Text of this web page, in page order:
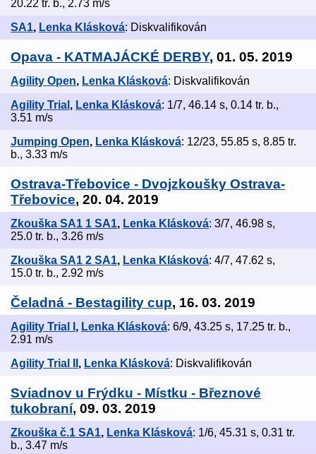
20.22 tr. b., 2.73 m/s
SA1, Lenka Klásková: Diskvalifikován
Opava - KATMAJÁCKÉ DERBY, 01. 05. 2019
Agility Open, Lenka Klásková: Diskvalifikován
Agility Trial , Lenka Klásková: 1/7, 46.14 s, 0.14 tr. b.,
3.51 m/s
Jumping Open, Lenka Klásková: 12/23, 55.85 s, 8.85 tr.
b., 3.33 m/s
Ostrava-Třebovice - Dvojzkoušky Ostrava-
Třebovice, 20. 04. 2019
Zkouška SA1 1 SA1, Lenka Klásková: 3/7, 46.98 s,
25.0 tr. b., 3.26 m/s
Zkouška SA1 2 SA1, Lenka Klásková: 4/7, 47.62 s,
15.0 tr. b., 2.92 m/s
Čeladná - Bestagility cup, 16. 03. 2019
Agility Trial I , Lenka Klásková: 6/9, 43.25 s, 17.25 tr. b.,
2.91 m/s
Agility Trial II , Lenka Klásková: Diskvalifikován
Sviadnov u Frýdku - Místku - Březnové
tukobraní, 09. 03. 2019
Zkouška č.1 SA1, Lenka Klásková: 1/6, 45.31 s, 0.31 tr.
b., 3.47 m/s